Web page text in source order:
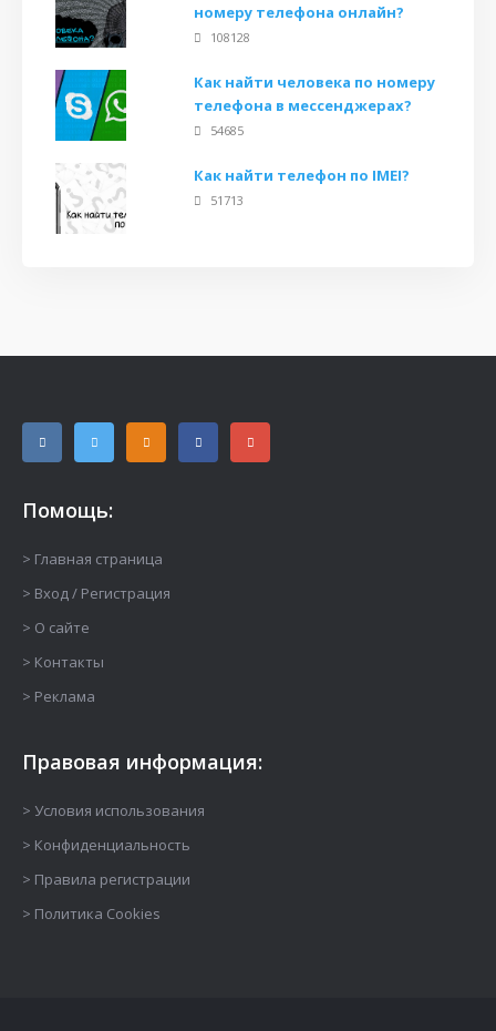
номеру телефона онлайн?
108128
Как найти человека по номеру
телефона в мессенджерах?
54685
Как найти телефон по IMEI?
51713
Помощь:
> Главная страница
> Вход / Регистрация
> О сайте
> Контакты
> Реклама
Правовая информация:
> Условия использования
> Конфиденциальность
> Правила регистрации
> Политика Cookies